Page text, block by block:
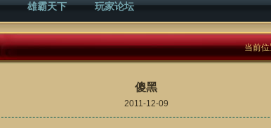
雄霸天下 玩家论坛
当前
傻黑
2011-12-09